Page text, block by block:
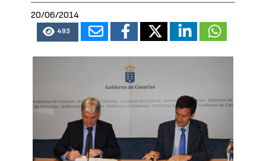
20/06/2014
493